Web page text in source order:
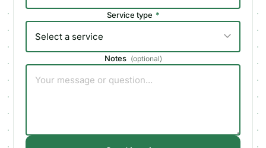
Service type *
Notes (optional)